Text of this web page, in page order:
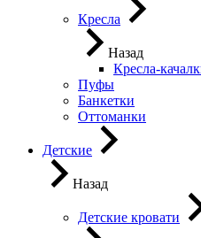
Кресла
Назад
Кресла-
Пуфы
Банкетки
Оттоманки
Детские
Назад
Детские кровати